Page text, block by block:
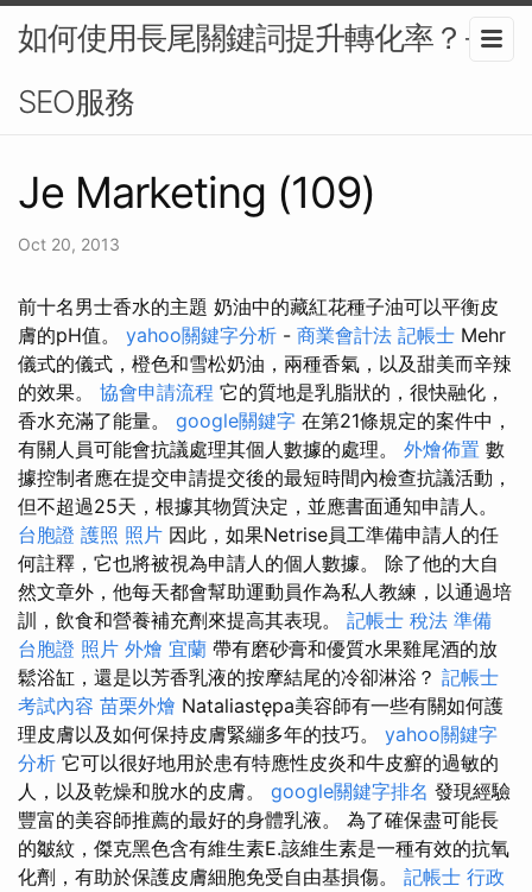
如何使用長尾關鍵詞提升轉化率？-
SEO服務
Je Marketing (109)
Oct 20, 2013
前十名男士香水的主題 奶油中的藏紅花種子油可以平衡皮
膚的pH值。 yahoo關鍵字分析 - 商業會計法 記帳士 Mehr
儀式的儀式，橙色和雪松奶油，兩種香氣，以及甜美而辛辣
的效果。 協會申請流程 它的質地是乳脂狀的，很快融化，
香水充滿了能量。 google關鍵字 在第21條規定的案件中，
有關人員可能會抗議處理其個人數據的處理。 外燴佈置 數
據控制者應在提交申請提交後的最短時間內檢查抗議活動，
但不超過25天，根據其物質決定，並應書面通知申請人。
台胞證 護照 照片 因此，如果Netrise員工準備申請人的任
何註釋，它也將被視為申請人的個人數據。 除了他的大自
然文章外，他每天都會幫助運動員作為私人教練，以通過培
訓，飲食和營養補充劑來提高其表現。 記帳士 稅法 準備
台胞證 照片 外燴 宜蘭 帶有磨砂膏和優質水果雞尾酒的放
鬆浴缸，還是以芳香乳液的按摩結尾的冷卻淋浴？ 記帳士
考試內容 苗栗外燴 Nataliastępa美容師有一些有關如何護
理皮膚以及如何保持皮膚緊繃多年的技巧。 yahoo關鍵字
分析 它可以很好地用於患有特應性皮炎和牛皮癬的過敏的
人，以及乾燥和脫水的皮膚。 google關鍵字排名 發現經驗
豐富的美容師推薦的最好的身體乳液。 為了確保盡可能長
的皺紋，傑克黑色含有維生素E.該維生素是一種有效的抗氧
化劑，有助於保護皮膚細胞免受自由基損傷。 記帳士 行政